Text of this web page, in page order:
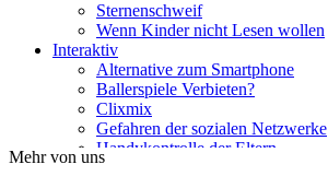
Sternenschweif
Wenn Kinder nicht Lesen wollen
Interaktiv
Alternative zum Smartphone
Ballerspiele Verbieten?
Clixmix
Gefahren der sozialen Netzwerke
Handykontrolle der Eltern
Ist mein Kind Handysüchtig?
Mehr von uns